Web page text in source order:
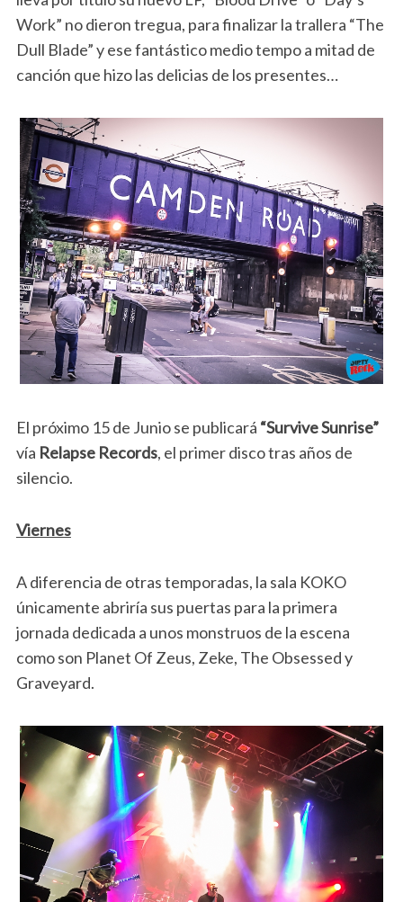
Work” no dieron tregua, para finalizar la trallera “The
Dull Blade” y ese fantástico medio tempo a mitad de
canción que hizo las delicias de los presentes…
El próximo 15 de Junio se publicará “Survive Sunrise”
vía Relapse Records, el primer disco tras años de
silencio.
Viernes
A diferencia de otras temporadas, la sala KOKO
únicamente abriría sus puertas para la primera
jornada dedicada a unos monstruos de la escena
como son Planet Of Zeus, Zeke, The Obsessed y
Graveyard.